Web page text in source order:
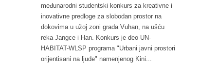
međunarodni studentski konkurs za kreativne i
inovativne predloge za slobodan prostor na
dokovima u užoj zoni grada Vuhan, na ušću
reka Jangce i Han. Konkurs je deo UN-
HABITAT-WLSP programa "Urbani javni prostori
orijentisani na ljude" namenjenog Kini...